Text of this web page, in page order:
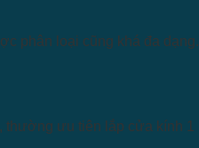
phân loại cũng khá đa dạng.
ưu tiên lắp cửa kính 1